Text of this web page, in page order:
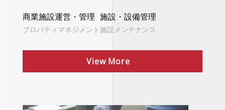
商業施設運営・管理
プロパティマネジメント
施設・設備管理
施設メンテナンス
View More